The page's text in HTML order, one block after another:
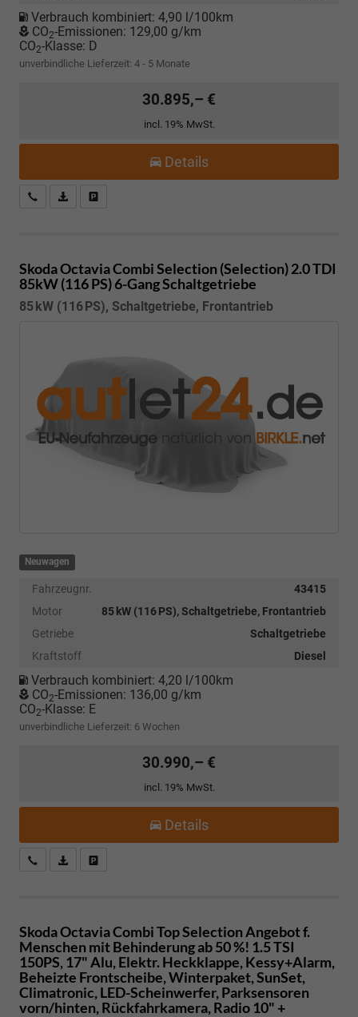
Verbrauch kombiniert: 4,90 l/100km
CO2-Emissionen: 129,00 g/km
CO2-Klasse: D
unverbindliche Lieferzeit: 4 - 5 Monate
30.895,– €
incl. 19% MwSt.
Details
Kostenloser Rückruf-Service
PDF-Datei, Fahrzeugexposé drucken
Skoda Octavia CombiSelection (Selection) 2.0 TDI
85kW (116 PS) 6-Gang Schaltgetriebe
85 kW (116 PS), Schaltgetriebe, Frontantrieb
Neuwagen
Fahrzeugnr.
43415
Motor
85 kW (116 PS), Schaltgetriebe, Frontantrieb
Getriebe
Schaltgetriebe
Kraftstoff
Diesel
Verbrauch kombiniert: 4,20 l/100km
CO2-Emissionen: 136,00 g/km
CO2-Klasse: E
unverbindliche Lieferzeit: 6 Wochen
30.990,– €
incl. 19% MwSt.
Details
Kostenloser Rückruf-Service
PDF-Datei, Fahrzeugexposé drucken
Skoda Octavia CombiTop Selection Angebot f.
Menschen mit Behinderung ab 50 %! 1.5 TSI
150PS, 17" Alu, Elektr. Heckklappe, Kessy+Alarm,
Beheizte Frontscheibe, Winterpaket, SunSet,
Climatronic, LED-Scheinwerfer, Parksensoren
vorn/hinten, Rückfahrkamera, Radio 10" +